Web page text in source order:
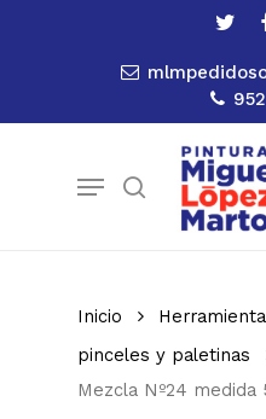
search
Menu
Cart
Inicio
pinceles y paletinas
Mezcla Nº24 medida